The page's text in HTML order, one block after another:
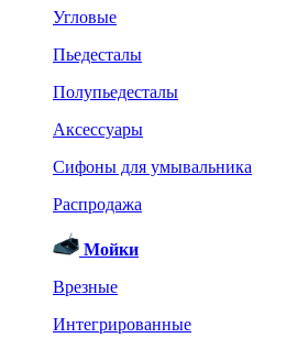
Угловые
Пьедесталы
Полупьедесталы
Аксессуары
Сифоны для умывальника
Распродажа
Мойки
Врезные
Интегрированные